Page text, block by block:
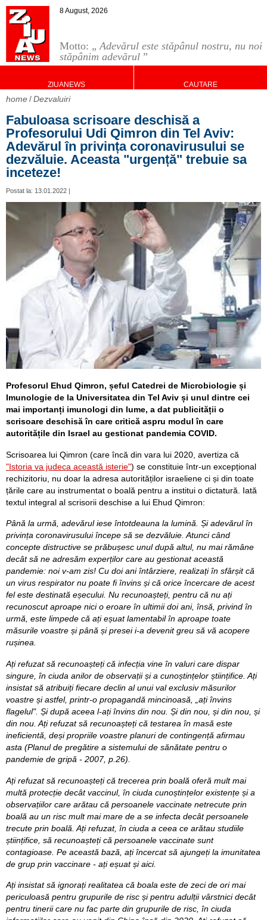
Motto: „Adevărul este stăpânul nostru, nu noi
stăpânim adevărul ”
8 August, 2026
ZIUANEWS CAUTARE
home Dezvaluiri
Fabuloasa scrisoare deschisă a
Profesorului Udi Qimron din Tel Aviv:
Adevărul în privința coronavirusului se
dezvăluie. Aceasta "urgență" trebuie sa
inceteze!
Postat la: 13.01.2022 |
Profesorul Ehud Qimron, șeful Catedrei de Microbiologie și
Imunologie de la Universitatea din Tel Aviv și unul dintre cei
mai importanți imunologi din lume, a dat publicității o
scrisoare deschisă în care critică aspru modul în care
autoritățile din Israel au gestionat pandemia COVID.
Scrisoarea lui Qimron (care încă din vara lui 2020, avertiza că
"Istoria va judeca această isterie") se constituie într-un excepțional
rechizitoriu, nu doar la adresa autorităților israeliene ci și din toate
țările care au instrumentat o boală pentru a institui o dictatură. Iată
textul integral al scrisorii deschise a lui Ehud Qimron:
Până la urmă, adevărul iese întotdeauna la lumină. Și adevărul în
privința coronavirusului începe să se dezvăluie. Atunci când
concepte distructive se prăbușesc unul după altul, nu mai rămâne
decât să ne adresăm experților care au gestionat această
pandemie: noi v-am zis! Cu doi ani întârziere, realizați în sfârșit că
un virus respirator nu poate fi învins și că orice încercare de acest
fel este destinată eșecului. Nu recunoașteți, pentru că nu ați
recunoscut aproape nici o eroare în ultimii doi ani, însă, privind în
urmă, este limpede că ați eșuat lamentabil în aproape toate
măsurile voastre și până și presei i-a devenit greu să vă acopere
rușinea.
Ați refuzat să recunoașteți că infecția vine în valuri care dispar
singure, în ciuda anilor de observații și a cunoștințelor științifice. Ați
insistat să atribuiți fiecare declin al unui val exclusiv măsurilor
voastre și astfel, printr-o propagandă mincinoasă, „ați învins
flagelul". Și după aceea l-ați învins din nou. Și din nou, și din nou, și
din nou. Ați refuzat să recunoașteți că testarea în masă este
ineficientă, deși propriile voastre planuri de contingență afirmau
asta (Planul de pregătire a sistemului de sănătate pentru o
pandemie de gripă - 2007, p.26).
Ați refuzat să recunoașteți că trecerea prin boală oferă mult mai
multă protecție decât vaccinul, în ciuda cunoștințelor existențe și a
observațiilor care arătau că persoanele vaccinate netrecute prin
boală au un risc mult mai mare de a se infecta decât persoanele
trecute prin boală. Ați refuzat, în ciuda a ceea ce arătau studiile
științifice, să recunoașteți că persoanele vaccinate sunt
contagioase. Pe această bază, ați încercat să ajungeți la imunitatea
de grup prin vaccinare - ați eșuat și aici.
Ați insistat să ignorați realitatea că boala este de zeci de ori mai
periculoasă pentru grupurile de risc și pentru adulții vârstnici decât
pentru tinerii care nu fac parte din grupurile de risc, în ciuda